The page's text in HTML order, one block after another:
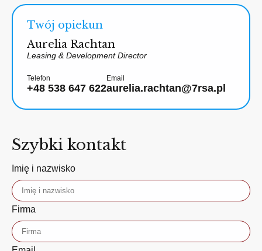
Twój opiekun
Aurelia Rachtan
Leasing & Development Director
Telefon
+48 538 647 622
Email
aurelia.rachtan@7rsa.pl
Szybki kontakt
Imię i nazwisko
Firma